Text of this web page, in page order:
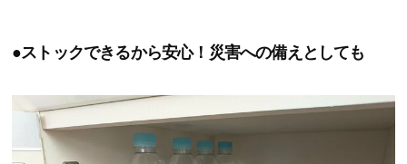
●ストックできるから安心！災害への備えとしても